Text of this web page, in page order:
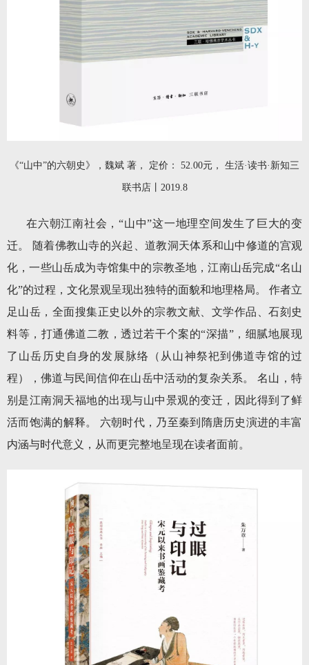
《“山中”的六朝史》，魏斌 著， 定价： 52.00元， 生活·读书·新知三
联书店丨2019.8
在六朝江南社会，“山中”这一地理空间发生了巨大的变
迁。 随着佛教山寺的兴起、道教洞天体系和山中修道的宫观
化，一些山岳成为寺馆集中的宗教圣地，江南山岳完成“名山
化”的过程，文化景观呈现出独特的面貌和地理格局。 作者立
足山岳，全面搜集正史以外的宗教文献、文学作品、石刻史
料等，打通佛道二教，透过若干个案的“深描”，细腻地展现
了山岳历史自身的发展脉络（从山神祭祀到佛道寺馆的过
程），佛道与民间信仰在山岳中活动的复杂关系。 名山，特
别是江南洞天福地的出现与山中景观的变迁，因此得到了鲜
活而饱满的解释。 六朝时代，乃至秦到隋唐历史演进的丰富
内涵与时代意义，从而更完整地呈现在读者面前。